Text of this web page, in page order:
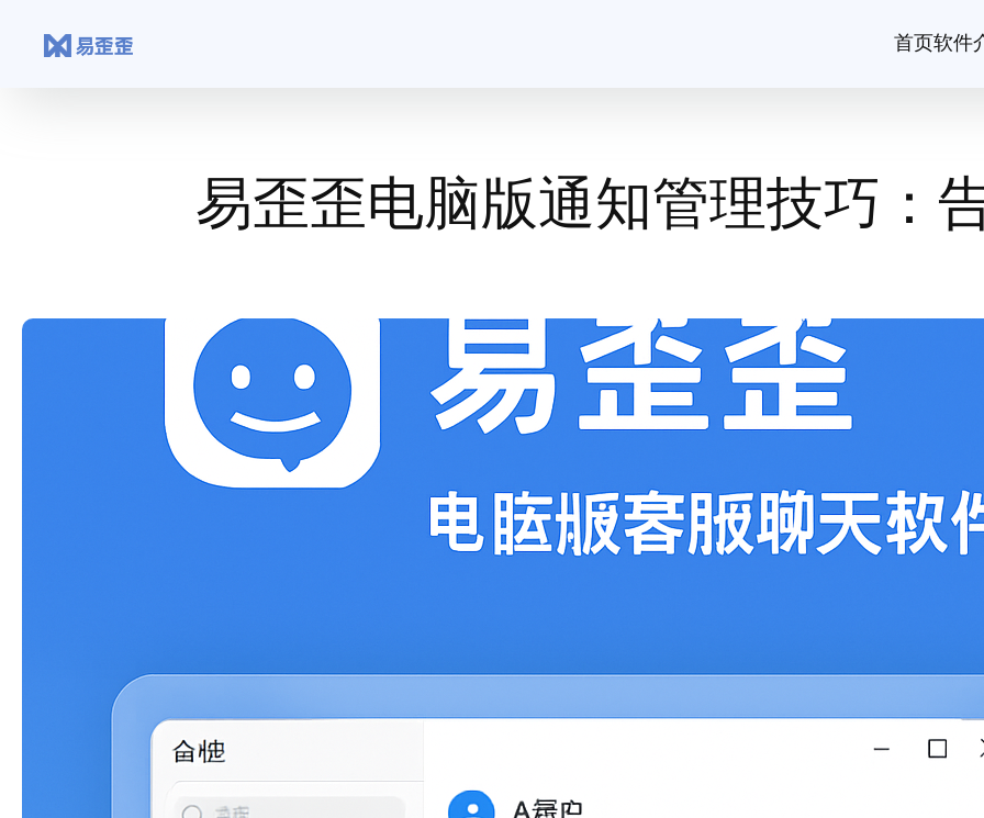
首页软件
易歪歪电脑版通知管理技巧：